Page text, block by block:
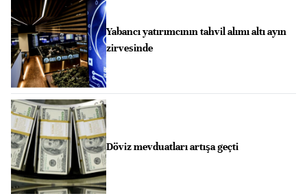
Yabancı yatırımcının tahvil alımı altı ayın
zirvesinde
Döviz mevduatları artışa geçti